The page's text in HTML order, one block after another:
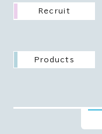
Recruit
Products